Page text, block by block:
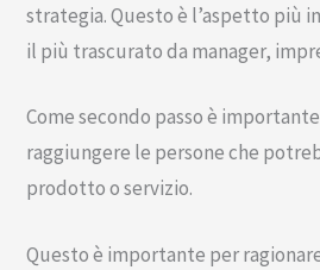
strategia. Questo è l’aspetto più
il più trascurato da manager,
Come secondo passo è
raggiungere le persone che
prodotto o servizio.
Questo è importante per